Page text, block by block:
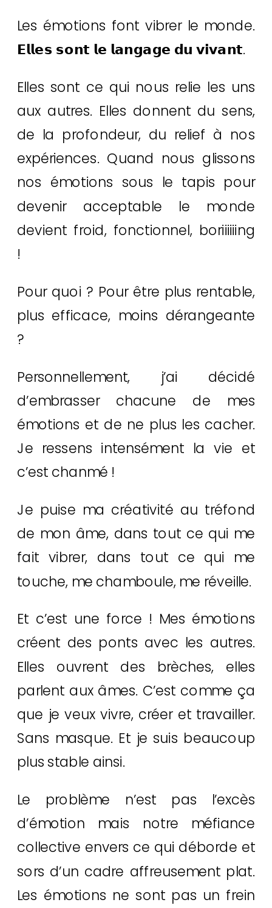
Les émotions font vibrer le monde.
𝗘𝗹𝗹𝗲𝘀 𝘀𝗼𝗻𝘁 𝗹𝗲 𝗹𝗮𝗻𝗴𝗮𝗴𝗲 𝗱𝘂 𝘃𝗶𝘃𝗮𝗻𝘁.
Elles sont ce qui nous relie les uns
aux autres. Elles donnent du sens,
de la profondeur, du relief à nos
expériences. Quand nous glissons
nos émotions sous le tapis pour
devenir acceptable le monde
devient froid, fonctionnel, boriiiiiing
!
Pour quoi ? Pour être plus rentable,
plus efficace, moins dérangeante
?
Personnellement, j’ai décidé
d’embrasser chacune de mes
émotions et de ne plus les cacher.
Je ressens intensément la vie et
c’est chanmé !
Je puise ma créativité au tréfond
de mon âme, dans tout ce qui me
fait vibrer, dans tout ce qui me
touche, me chamboule, me réveille.
Et c’est une force ! Mes émotions
créent des ponts avec les autres.
Elles ouvrent des brèches, elles
parlent aux âmes. C’est comme ça
que je veux vivre, créer et travailler.
Sans masque. Et je suis beaucoup
plus stable ainsi.
Le problème n’est pas l’excès
d’émotion mais notre méfiance
collective envers ce qui déborde et
sors d’un cadre affreusement plat.
Les émotions ne sont pas un frein